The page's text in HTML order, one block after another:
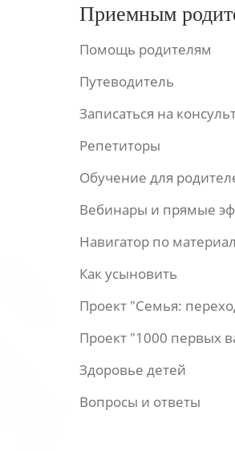
Приемным
Помощь родителям
Путеводитель
Записаться на
Репетиторы
Обучение для
Вебинары и прямые
Навигатор по
Как усыновить
Проект "Семья:
Проект "1000 первых
Здоровье детей
Вопросы и ответы